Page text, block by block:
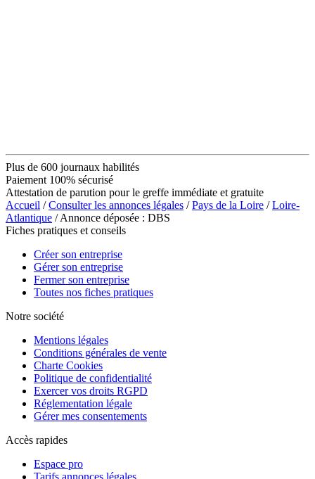
Plus de 600 journaux habilités
Paiement 100% sécurisé
Attestation de parution pour le greffe immédiate et gratuite
Accueil /Consulter les annonces légales /Pays de la Loire /Loire-
Atlantique / Annonce déposée : DBS
Fiches pratiques et conseils
Créer son entreprise
Gérer son entreprise
Fermer son entreprise
Toutes nos fiches pratiques
Notre société
Mentions légales
Conditions générales de vente
Charte Cookies
Politique de confidentialité
Exercer vos droits RGPD
Réglementation légale
Gérer mes consentements
Accès rapides
Espace pro
Tarifs annonces légales